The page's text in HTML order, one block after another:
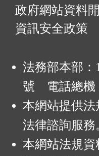
政府網站資料
資訊安全政策
法務部本部：
號 電話總機
本網站提供
法律諮詢服務
本網站法規